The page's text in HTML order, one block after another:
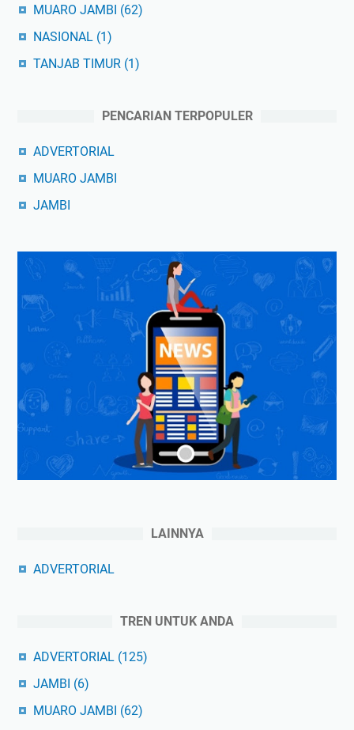
MUARO JAMBI (62)
NASIONAL (1)
TANJAB TIMUR (1)
PENCARIAN TERPOPULER
ADVERTORIAL
MUARO JAMBI
JAMBI
LAINNYA
ADVERTORIAL
TREN UNTUK ANDA
ADVERTORIAL (125)
JAMBI (6)
MUARO JAMBI (62)